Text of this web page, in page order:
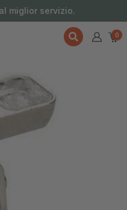
miglior servizio.
0